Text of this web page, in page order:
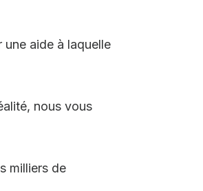
aide à laquelle
nous vous
milliers de